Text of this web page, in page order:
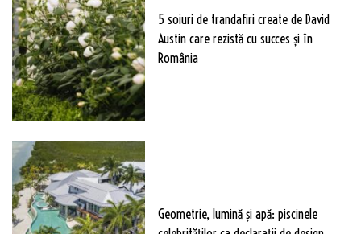
5 soiuri de trandafiri create de David
Austin care rezistă cu succes și în
România
Geometrie, lumină și apă: piscinele